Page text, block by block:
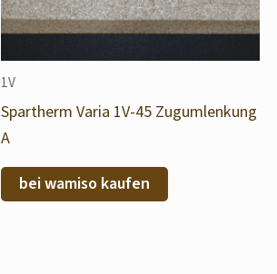
1V
Spartherm Varia 1V-45 Zugumlenkung
A
bei wamiso kaufen